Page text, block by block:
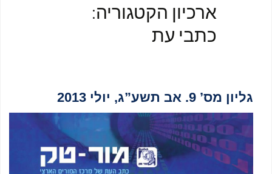
ארכיון הקטגוריה:
כתבי עת
גליון מס’ 9. אב תשע”ג, יולי 2013